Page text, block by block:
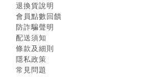
退換貨說明
會員點數回饋
防詐騙聲明
配送須知
條款及細則
隱私政策
常見問題